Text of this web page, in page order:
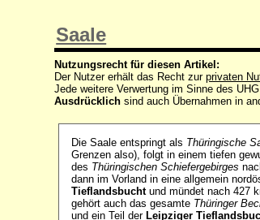
Saale
Nutzungsrecht für diesen Artikel:
Der Nutzer erhält das Recht zurprivaten
Jede weitere Verwertung im Sinne des
Ausdrücklich sind auch Übernahmen in
Die Saale entspringt als Thüringische
Grenzen also), folgt in einem tiefen
des Thüringischen Schiefergebirges
dann im Vorland in eine allgemein
Tieflandsbuchtund mündet nach 427
gehört auch das gesamte Thüringer
und ein Teil der Leipziger